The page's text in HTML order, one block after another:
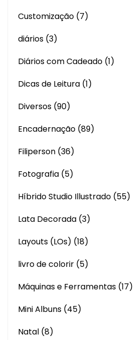
Customização (7)
diários (3)
Diários com Cadeado (1)
Dicas de Leitura (1)
Diversos (90)
Encadernação (89)
Filiperson (36)
Fotografia (5)
Híbrido Studio Illustrado (55)
Lata Decorada (3)
Layouts (LOs) (18)
livro de colorir (5)
Máquinas e Ferramentas (17)
Mini Albuns (45)
Natal (8)